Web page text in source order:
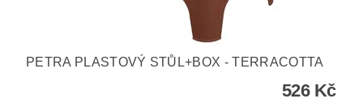
PETRA PLASTOVÝ STŮL+BOX - TERRACOTTA
526 Kč